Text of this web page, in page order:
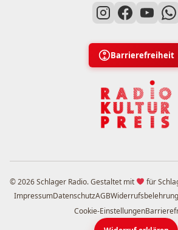
Barrierefreiheit
© 2026 Schlager Radio. Gestaltet mit
für
ImpressumDatenschutzAGBWiderrufsbelehrung
Cookie-Einstellungen